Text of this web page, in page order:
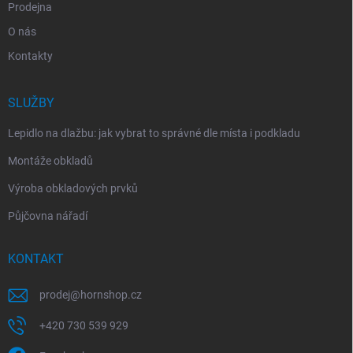
Prodejna
O nás
Kontakty
SLUŽBY
Lepidlo na dlažbu: jak vybrat to správné dle místa i podkladu
Montáže obkladů
Výroba obkladových prvků
Půjčovna nářadí
KONTAKT
prodej@hornshop.cz
+420 730 539 929